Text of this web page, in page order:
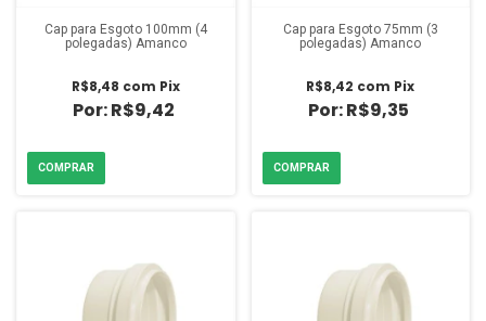
Cap para Esgoto 100mm (4
polegadas) Amanco
R$9,42
R$8,48 com Pix
Cap para Esgoto 75mm (3
polegadas) Amanco
R$9,35
R$8,42 com Pix